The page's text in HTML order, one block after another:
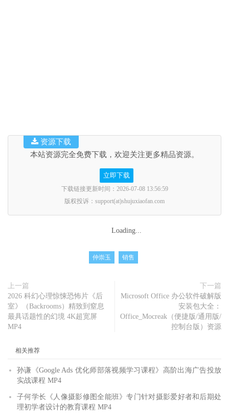
本站资源完全免费下载，欢迎关注更多精品资源。
立即下载
下载链接更新时间：2026-07-08 13:56:59
版权投诉：support(at)shujuxiaofan.com
资源下载
Loading...
仲崇玉 销售
上一篇
2026 科幻心理惊悚恐怖片《后
室》（Backrooms）精致到窒息
最具话题性的幻境 4K超宽屏
MP4
下一篇
Microsoft Office 办公软件破解版
安装包大全：
Office_Mocreak（便捷版/通用版/
控制台版）资源
相关推荐
孙谦《Google Ads 优化师部落视频学习课程》高阶出海广告投放
实战课程 MP4
子何学长《人像摄影修图全能班》专门针对摄影爱好者和后期处
理初学者设计的教育课程 MP4